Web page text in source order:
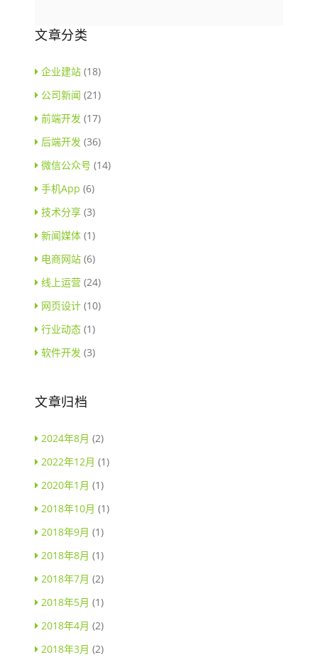
文章分类
企业建站 (18)
公司新闻 (21)
前端开发 (17)
后端开发 (36)
微信公众号 (14)
手机App (6)
技术分享 (3)
新闻媒体 (1)
电商网站 (6)
线上运营 (24)
网页设计 (10)
行业动态 (1)
软件开发 (3)
文章归档
2024年8月 (2)
2022年12月 (1)
2020年1月 (1)
2018年10月 (1)
2018年9月 (1)
2018年8月 (1)
2018年7月 (2)
2018年5月 (1)
2018年4月 (2)
2018年3月 (2)